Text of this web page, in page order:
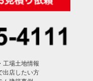
工場土地情報
出店したい方